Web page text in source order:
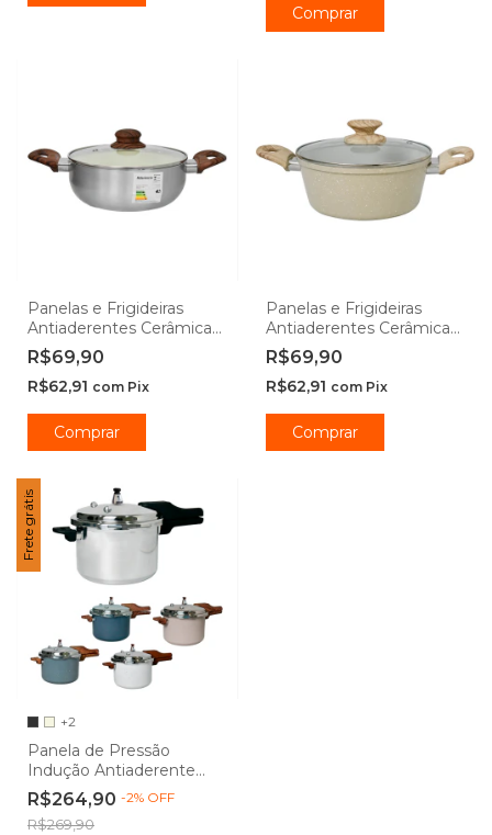
Comprar
Panelas e Frigideiras
Antiaderentes Cerâmica
de Indução Prata New
York - Casambiente
R$69,90
R$62,91 com Pix
Comprar
Panelas e Frigideiras
Antiaderentes Cerâmica
de Indução Bege Viena
Orgânica - Casambiente
R$69,90
R$62,91 com Pix
Comprar
Frete grátis
+2
Panela de Pressão
Indução Antiaderente
Cerâmico 4,2L - Vista
Home
R$264,90 -2% OFF
R$269,90